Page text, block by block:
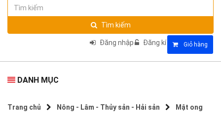
Tìm kiếm
Đăng nhập Đăng kí Giỏ hàng
DANH MỤC
Trang chủ Nông - Lâm - Thủy sản - Hải sản Mật ong